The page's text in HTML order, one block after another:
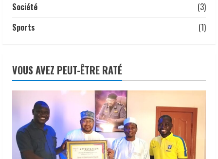
Société
(3)
Sports
(1)
VOUS AVEZ PEUT-ÊTRE RATÉ